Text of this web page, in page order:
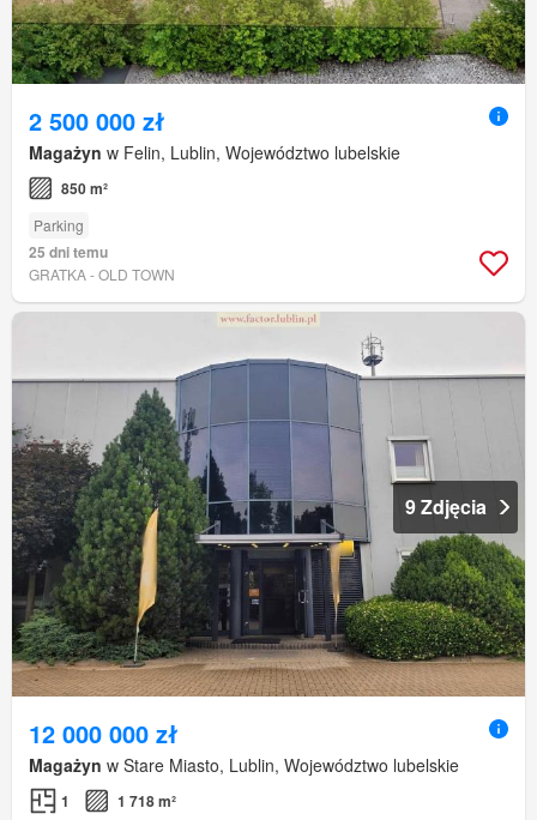
2 500 000 zł
Magażyn w Felin, Lublin, Województwo lubelskie
850 m²
Parking
25 dni temu
GRATKA - OLD TOWN
9 Zdjęcia
12 000 000 zł
Magażyn w Stare Miasto, Lublin, Województwo lubelskie
1
1 718 m²